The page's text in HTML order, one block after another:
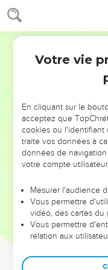
NE
ET SI LEURS
leur foi ou leur vision.
et les saisons difficiles
sont
Dans cette
clés pour avancer
Votre vie
En cliquant sur le
acceptez que
cookies ou l'identifiant
traite vos données à
données de
votre compte
Mesurer l'audience
Vous permettre
vidéo, des cartes du
Vous permettre
relation aux